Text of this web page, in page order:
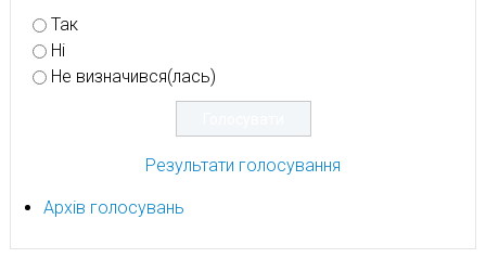
Так
Ні
Не визначився(лась)
Результати голосування
Архів голосувань